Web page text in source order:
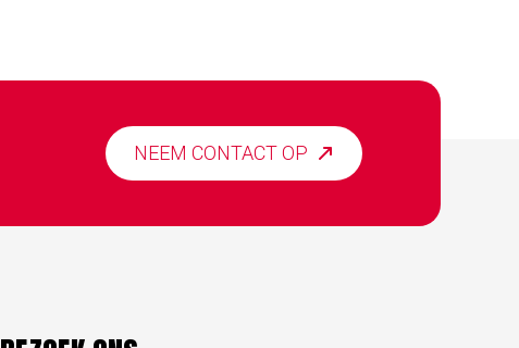
NEEM CONTACT OP